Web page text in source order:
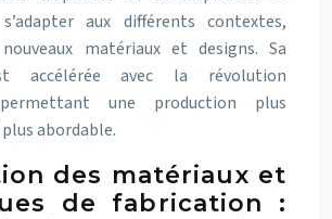
aux différents contextes,
matériaux et designs. Sa
accélérée avec la révolution
une production plus
abordable.
des matériaux et
de fabrication :